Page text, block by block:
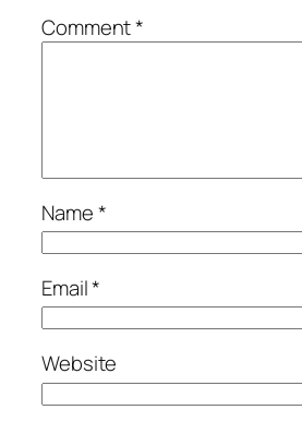
Comment*
Name*
Email*
Website